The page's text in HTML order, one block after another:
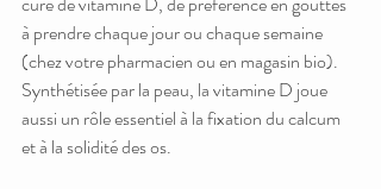
à prendre chaque jour ou chaque semaine
(chez votre pharmacien ou en magasin bio).
Synthétisée par la peau, la vitamine D joue
aussi un rôle essentiel à la fixation du calcum
et à la solidité des os.